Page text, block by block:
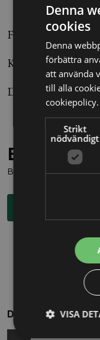
Foto Hasse
Källa: Blendow
Dom: 49/18
Behöver
Boka en kostnadsfri
Dela
Denna
cookies
Denna
förbättra
att använda
till alla
cookiepolicy.
Strikt
nödvändigt
VISA